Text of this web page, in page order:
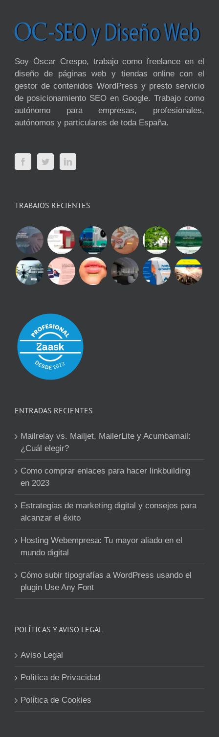
Soy Óscar Crespo, trabajo como freelance en el
diseño de páginas web y tiendas online con el
gestor de contenidos WordPress y presto servicio
de posicionamiento SEO en Google. Trabajo como
autónomo para empresas, profesionales,
autónomos y particulares de toda España.
TRABAJOS RECIENTES
ENTRADAS RECIENTES
Mailrelay vs. Mailjet, MailerLite y Acumbamail:
¿Cuál elegir?
Como comprar enlaces para hacer linkbuilding
en 2023
Estrategias de marketing digital y consejos para
alcanzar el éxito
Hosting Webempresa: Tu mayor aliado en el
mundo digital
Cómo subir tipografías a WordPress usando el
plugin Use Any Font
POLÍTICAS Y AVISO LEGAL
Aviso Legal
Política de Privacidad
Política de Cookies